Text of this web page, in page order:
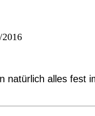
2016
natürlich alles